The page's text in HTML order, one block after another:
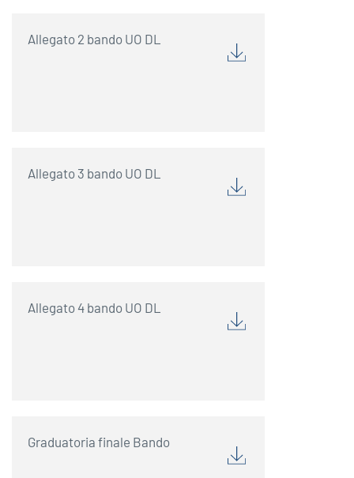
Allegato 2 bando UO DL
Allegato 3 bando UO DL
Allegato 4 bando UO DL
Graduatoria finale Bando